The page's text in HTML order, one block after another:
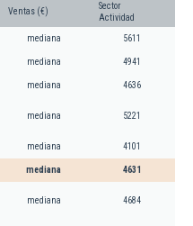
Ventas (€)
Sector
Actividad
mediana 5611
mediana 4941
mediana 4636
mediana 5221
mediana 4101
mediana 4631
mediana 4684